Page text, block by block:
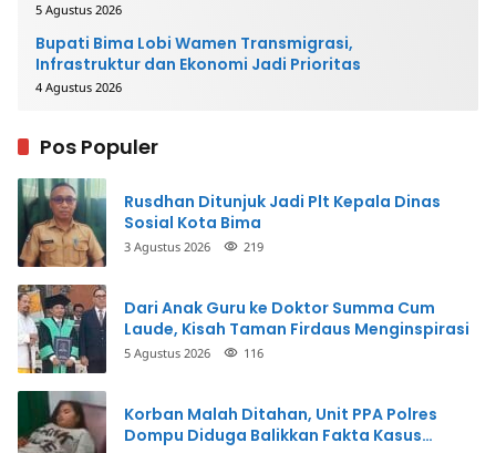
5 Agustus 2026
Bupati Bima Lobi Wamen Transmigrasi,
Infrastruktur dan Ekonomi Jadi Prioritas
4 Agustus 2026
Pos Populer
Rusdhan Ditunjuk Jadi Plt Kepala Dinas
Sosial Kota Bima
3 Agustus 2026 219
Dari Anak Guru ke Doktor Summa Cum
Laude, Kisah Taman Firdaus Menginspirasi
5 Agustus 2026 116
Korban Malah Ditahan, Unit PPA Polres
Dompu Diduga Balikkan Fakta Kasus